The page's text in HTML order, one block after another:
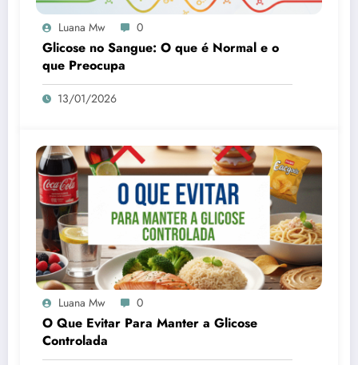
Luana Mw 0
Glicose no Sangue: O que é Normal e o
que Preocupa
13/01/2026
Luana Mw 0
O Que Evitar Para Manter a Glicose
Controlada